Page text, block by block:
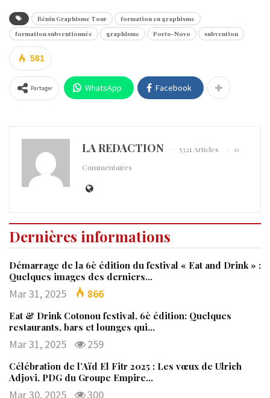
Bénin Graphisme Tour
formation en graphisme
formation subventionnée
graphisme Porto-Novo subvention
581
Partager WhatsApp Facebook
LA REDACTION 5321 Articles
0
Commentaires
Dernières informations
Démarrage de la 6è édition du festival « Eat and Drink » :
Quelques images des derniers…
Mar 31, 2025 866
Eat & Drink Cotonou festival, 6è édition: Quelques
restaurants, bars et lounges qui…
Mar 31, 2025 259
Célébration de l’Aïd El Fitr 2025 : Les vœux de Ulrich
Adjovi, PDG du Groupe Empire…
Mar 30, 2025 300